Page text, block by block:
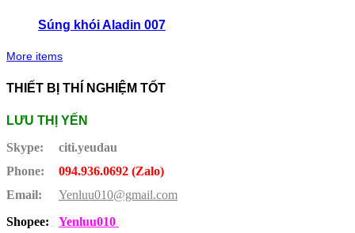
Súng khói Aladin 007
More items
THIẾT BỊ THÍ NGHIỆM TỐT
LƯU THỊ YẾN
Skype:
citi.yeudau
Phone:
094.936.0692 (Zalo)
Email:
Yenluu010@gmail.com
Shopee:
Yenluu010